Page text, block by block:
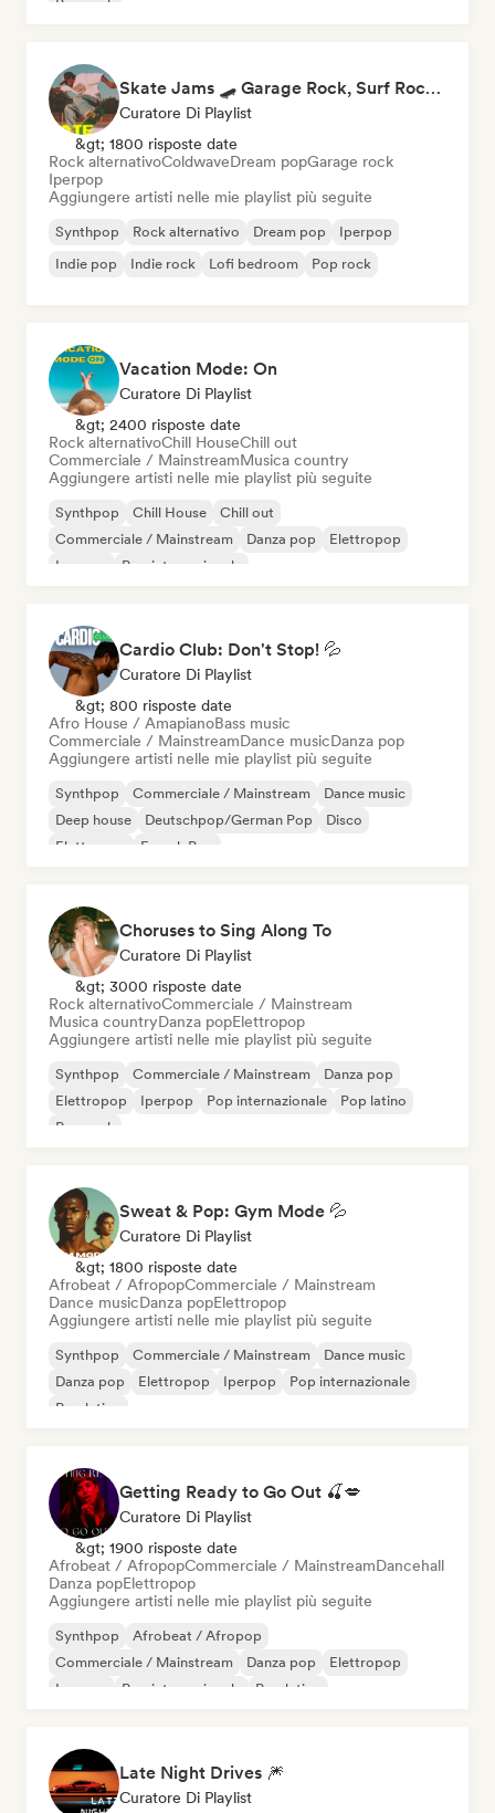
Pop rock
Skate Jams 🛹 Garage Rock, Surf Rock & Neo-Psych
Curatore Di Playlist
&gt; 1800 risposte date
Rock alternativoColdwaveDream popGarage rock
Iperpop
Aggiungere artisti nelle mie playlist più seguite
Synthpop Rock alternativo Dream pop
Iperpop
Indie pop
Indie rock Lofi bedroom Pop rock
Vacation Mode: On
Curatore Di Playlist
&gt; 2400 risposte date
Rock alternativoChill HouseChill out
Commerciale / MainstreamMusica country
Aggiungere artisti nelle mie playlist più seguite
Synthpop Chill House
Chill out
Commerciale / Mainstream
Danza pop
Elettropop
Iperpop
Pop internazionale
Cardio Club: Don't Stop! 💦
Curatore Di Playlist
&gt; 800 risposte date
Afro House / AmapianoBass music
Commerciale / MainstreamDance musicDanza pop
Aggiungere artisti nelle mie playlist più seguite
Synthpop Commerciale / Mainstream
Dance music
Deep house
Deutschpop/German Pop
Disco
Elettropop
French Pop
Choruses to Sing Along To
Curatore Di Playlist
&gt; 3000 risposte date
Rock alternativoCommerciale / Mainstream
Musica countryDanza popElettropop
Aggiungere artisti nelle mie playlist più seguite
Synthpop Commerciale / Mainstream
Danza pop
Elettropop
Iperpop Pop internazionale
Pop latino
Pop rock
Sweat & Pop: Gym Mode 💦
Curatore Di Playlist
&gt; 1800 risposte date
Afrobeat / AfropopCommerciale / Mainstream
Dance musicDanza popElettropop
Aggiungere artisti nelle mie playlist più seguite
Synthpop Commerciale / Mainstream
Dance music
Danza pop
Elettropop Iperpop
Pop internazionale
Pop latino
Getting Ready to Go Out 🍒💋
Curatore Di Playlist
&gt; 1900 risposte date
Afrobeat / AfropopCommerciale / MainstreamDancehall
Danza popElettropop
Aggiungere artisti nelle mie playlist più seguite
Synthpop
Afrobeat / Afropop
Commerciale / Mainstream
Danza pop
Elettropop
Iperpop
Pop internazionale Pop latino
Late Night Drives 🎆
Curatore Di Playlist